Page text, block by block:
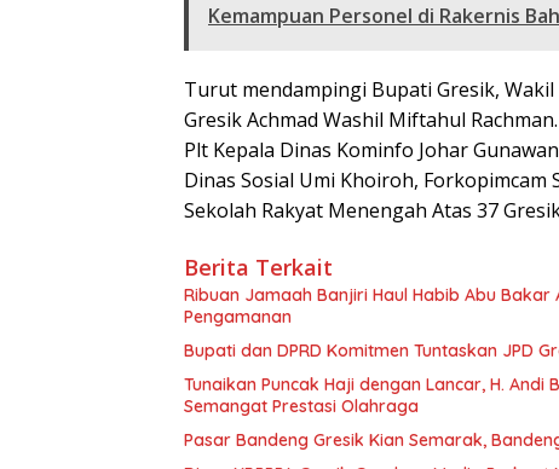
Kemampuan Personel di Rakernis
Turut mendampingi Bupati Gresik,
Gresik Achmad Washil Miftahul
Plt Kepala Dinas Kominfo Johar
Dinas Sosial Umi Khoiroh, Forkopimcam
Sekolah Rakyat Menengah Atas 37
Berita Terkait
Ribuan Jamaah Banjiri Haul Habib Abu Bakar
Pengamanan
Bupati dan DPRD Komitmen Tuntaskan JPD
Tunaikan Puncak Haji dengan Lancar, H.
Semangat Prestasi Olahraga
Pasar Bandeng Gresik Kian Semarak,